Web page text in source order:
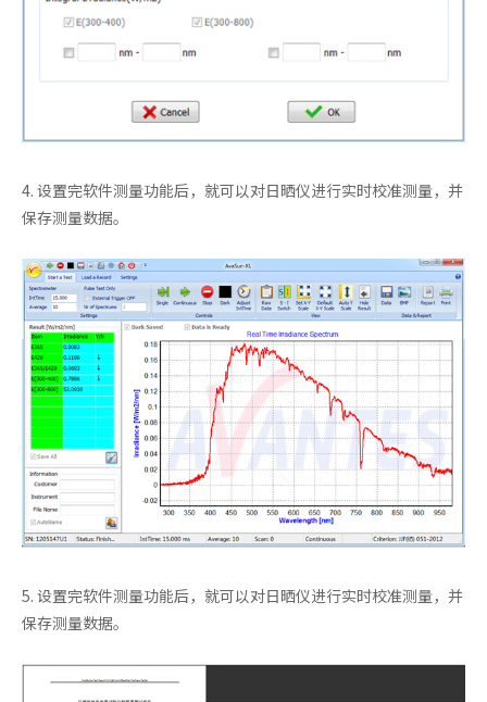
4. 设置完软件测量功能后，就可以对日晒仪进行实时校准测量，并
保存测量数据。
5. 设置完软件测量功能后，就可以对日晒仪进行实时校准测量，并
保存测量数据。